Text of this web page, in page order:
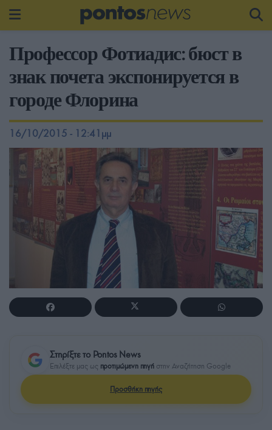
Профессор Фотиадис: бюст в
знак почета экспонируется в
городе Флорина
16/10/2015 - 12:41μμ
Στηρίξτε το Pontos News
Επιλέξτε μας ως προτιμώμενη πηγή στην Αναζήτηση Google
Προσθήκη πηγής